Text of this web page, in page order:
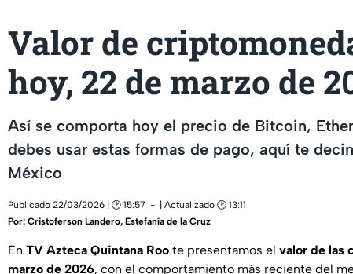
Valor de
hoy, 22 de marzo de
Así se comporta hoy el precio de Bitcoin,
debes usar estas formas de pago, aquí te
México
Publicado 22/03/2026 | 🕑 15:57
| Actualizado 🕑 13:11
Por: Cristoferson Landero, Estefanía de la Cruz
En TV Azteca Quintana Roo te presentamos el valor de las
marzo de 2026, con el comportamiento más reciente del